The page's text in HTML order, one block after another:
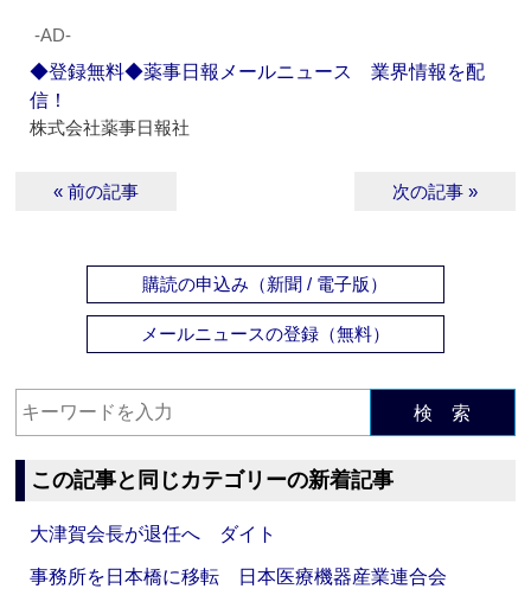
‐AD‐
◆登録無料◆薬事日報メールニュース 業界情報を配
信！
株式会社薬事日報社
« 前の記事 次の記事 »
購読の申込み（新聞 / 電子版）
メールニュースの登録（無料）
検 索
この記事と同じカテゴリーの新着記事
大津賀会長が退任へ ダイト
事務所を日本橋に移転 日本医療機器産業連合会